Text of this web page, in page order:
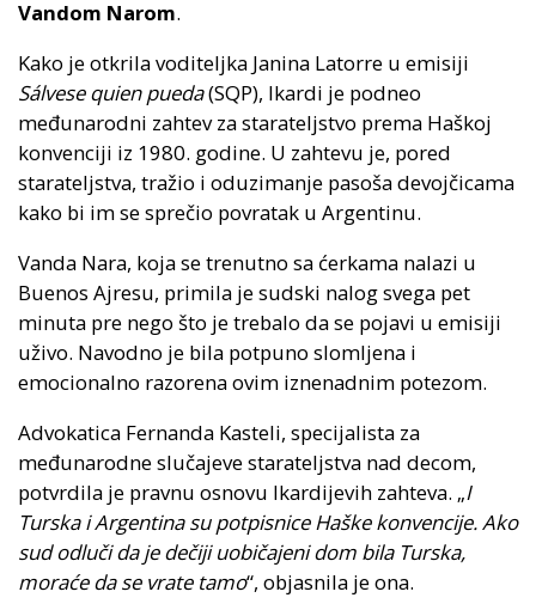
Vandom Narom.
Kako je otkrila voditeljka Janina Latorre u emisiji
Sálvese quien pueda(SQP), Ikardi je podneo
međunarodni zahtev za starateljstvo prema Haškoj
konvenciji iz 1980. godine. U zahtevu je, pored
starateljstva, tražio i oduzimanje pasoša devojčicama
kako bi im se sprečio povratak u Argentinu.
Vanda Nara, koja se trenutno sa ćerkama nalazi u
Buenos Ajresu, primila je sudski nalog svega pet
minuta pre nego što je trebalo da se pojavi u emisiji
uživo. Navodno je bila potpuno slomljena i
emocionalno razorena ovim iznenadnim potezom.
Advokatica Fernanda Kasteli, specijalista za
međunarodne slučajeve starateljstva nad decom,
potvrdila je pravnu osnovu Ikardijevih zahteva. „I
Turska i Argentina su potpisnice Haške konvencije. Ako
sud odluči da je dečiji uobičajeni dom bila Turska,
moraće da se vrate tamo“, objasnila je ona.